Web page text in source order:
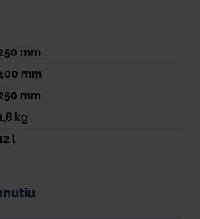
mm
mm
mm
kg
l